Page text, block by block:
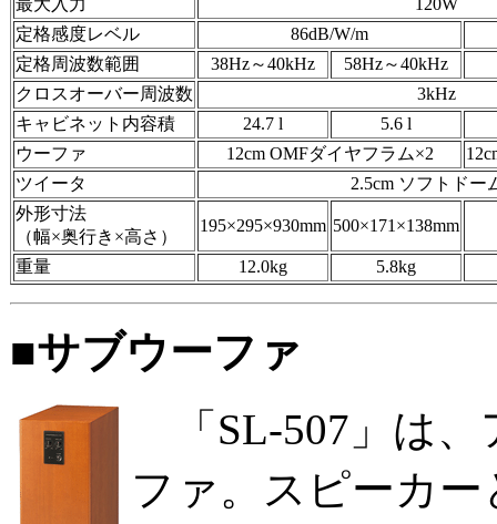
最大入力
120W
定格感度レベル
86dB/W/m
定格周波数範囲
38Hz～40kHz
58Hz～40kHz
クロスオーバー周波数
3kHz
キャビネット内容積
24.7 l
5.6 l
ウーファ
12cm OMFダイヤフラム×2
ツイータ
2.5cm ソフトドー
外形寸法
（幅×奥行き×高さ）
195×295×930mm 500×171×138mm
重量 12.0kg 5.8kg
■サブウーファ
「SL-507」は、
ファ。スピーカ